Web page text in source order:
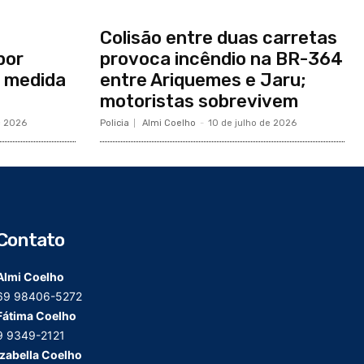
2026
Colisão entre duas carretas
provoca incêndio na BR-364
entre Ariquemes e Jaru;
motoristas sobrevivem
Policia Almi Coelho - 10 de julho de 2026
Coelho
98406-5272
Coelho
9349-2121
Coelho